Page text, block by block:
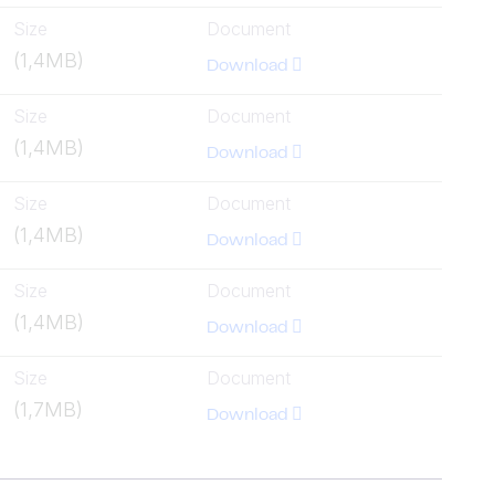
Size
(1,4MB)
Document
Download
Size
(1,4MB)
Document
Download
Size
(1,4MB)
Document
Download
Size
(1,4MB)
Document
Download
Size
(1,7MB)
Document
Download